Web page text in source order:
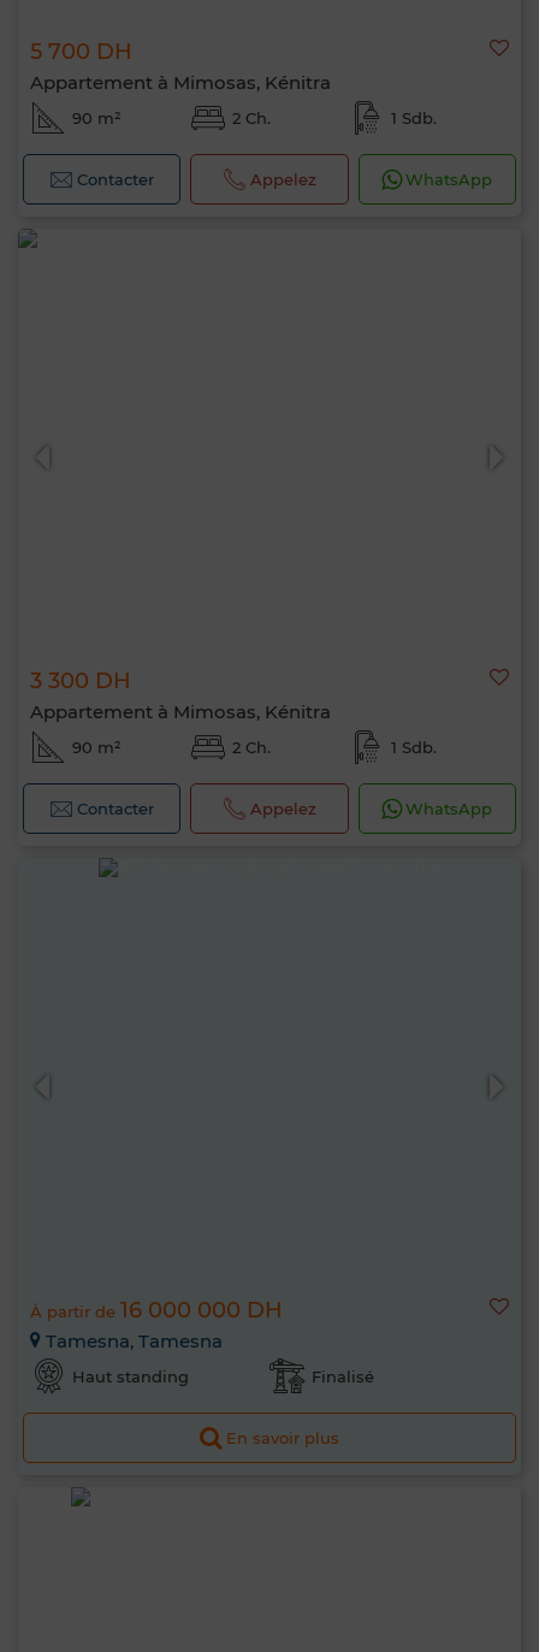
5 700 DH
Appartement à Mimosas, Kénitra
90 m² 2 Ch. 1 Sdb.
Contacter Appelez WhatsApp
3 300 DH
Appartement à Mimosas, Kénitra
90 m² 2 Ch. 1 Sdb.
Contacter Appelez WhatsApp
À partir de 16 000 000 DH
Tamesna, Tamesna
Haut standing Finalisé
En savoir plus
Bonjour, je suis MIA. Quel critère souhaitez-